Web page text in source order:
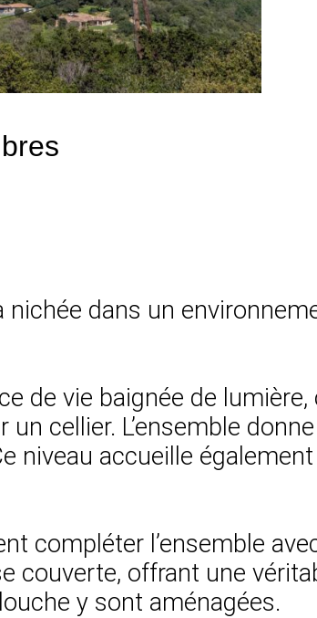
nichée dans un
de vie baignée de
cellier. L’ensemble
niveau accueille
compléter l’ensemble
couverte, offrant une
y sont aménagées.